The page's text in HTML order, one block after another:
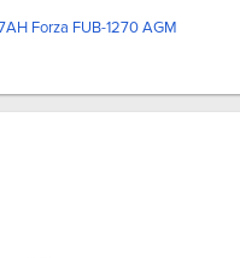
Forza FUB-1270 AGM